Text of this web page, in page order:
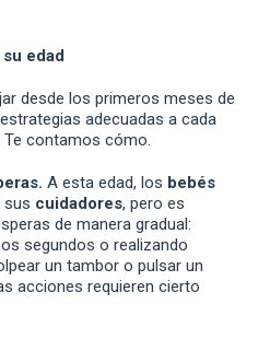
edad
desde los primeros meses de
adecuadas a cada
Te contamos cómo.
A esta edad, los bebés
sus cuidadores, pero es
de manera gradual:
segundos o realizando
un tambor o pulsar un
acciones requieren cierto